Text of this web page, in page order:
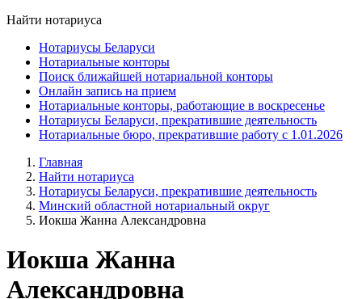
Найти нотариуса
Нотариусы Беларуси
Нотариальные конторы
Поиск ближайшей нотариальной конторы
Онлайн запись на прием
Нотариальные конторы, работающие в воскресенье
Нотариусы Беларуси, прекратившие деятельность
Нотариальные бюро, прекратившие работу с 1.01.2026
Главная
Найти нотариуса
Нотариусы Беларуси, прекратившие деятельность
Минский областной нотариальный округ
Иокша Жанна Александровна
Иокша Жанна
Александровна